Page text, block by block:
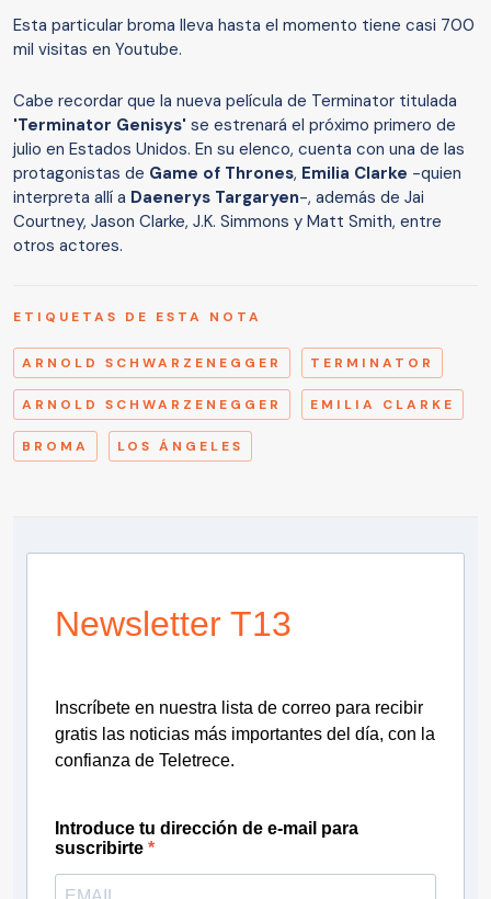
Esta particular broma lleva hasta el momento tiene casi 700
mil visitas en Youtube.
Cabe recordar que la nueva película de Terminator titulada
'Terminator Genisys' se estrenará el próximo primero de
julio en Estados Unidos. En su elenco, cuenta con una de las
protagonistas de Game of Thrones, Emilia Clarke -quien
interpreta allí a Daenerys Targaryen-, además de Jai
Courtney, Jason Clarke, J.K. Simmons y Matt Smith, entre
otros actores.
ETIQUETAS DE ESTA NOTA
ARNOLD SCHWARZENEGGER TERMINATOR
ARNOLD SCHWARZENEGGER EMILIA CLARKE
BROMA LOS ÁNGELES
Newsletter T13
Inscríbete en nuestra lista de correo para recibir
gratis las noticias más importantes del día, con la
confianza de Teletrece.
Introduce tu dirección de e-mail para
suscribirte